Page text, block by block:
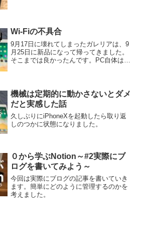
Wi-Fiの不具合
9月17日に壊れてしまったガレリアは、9
月25日に新品になって帰ってきました。
そこまでは良かったんです。PC自体は非
うもそうで...
機械は定期的に動かさないとダメ
だと実感した話
久しぶりにiPhoneXを起動したら取り返
しのつかに状態になりました。
０から学ぶNotion～#2実際にブ
ログを書いてみよう～
今回は実際にブログの記事を書いていき
ます。簡単にどのように管理するのかを
考えました。